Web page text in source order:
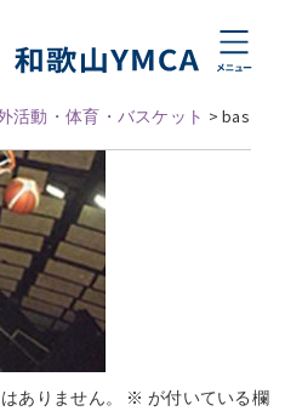
活動・体育・バスケット >bas
ありません。 ※ が付いている欄